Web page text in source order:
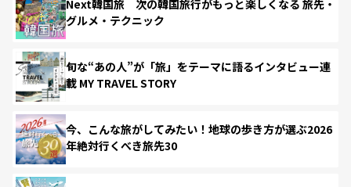
Next韓国旅 次の韓国旅行がもっと楽しくなる 旅先・
グルメ・テクニック
旬な“あの人”が「旅」をテーマに語るインタビュー連
載 MY TRAVEL STORY
今、こんな旅がしてみたい！地球の歩き方が選ぶ2026
年絶対行くべき旅先30